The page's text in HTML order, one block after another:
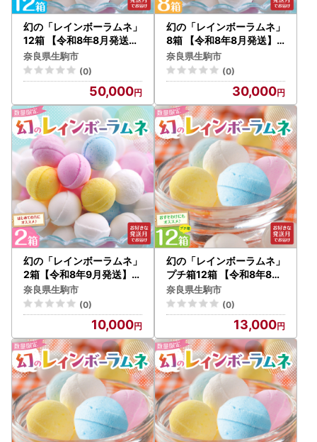
幻の「レインボーラムネ」
12箱 【令和8年8月発送】
レインボーラムネ 華やか
な彩り インスタ映え かわ
いい ラムネ 幻 ギフト 大人
気 お菓子 スイーツ おやつ
駄菓子 数量限定 国産 製菓
菓子 やみつき 甘酸っぱい
カリカリ ふんわり トロッ
お取り寄せ 奈良県 生駒市
送料無料
奈良県生駒市
(0)
50,000
幻の「レインボーラムネ」
8箱 【令和8年8月発送】
レインボーラムネ 華やか
な彩り インスタ映え かわ
いい ラムネ 幻 ギフト 大人
気 お菓子 スイーツ おやつ
駄菓子 数量限定 国産 製菓
菓子 やみつき 甘酸っぱい
カリカリ ふんわり トロッ
お取り寄せ 奈良県 生駒市
送料無料
奈良県生駒市
(0)
30,000
幻の「レインボーラムネ」
2箱【令和8年9月発送】レ
インボーラムネ 華やかな
彩り インスタ映え かわい
い ラムネ 幻 ギフト 大人気
お菓子 スイーツ おやつ 駄
菓子 数量限定 国産 製菓 菓
子 やみつき 甘酸っぱい カ
リカリ ふんわり トロッ お
取り寄せ 奈良県 生駒市 送
料無料
奈良県生駒市
(0)
10,000
幻の「レインボーラムネ」
プチ箱12箱 【令和8年8月
発送】 レインボーラムネ
華やかな彩り インスタ映
え かわいい ラムネ 幻 ギフ
ト 大人気 お菓子 スイーツ
おやつ 駄菓子 数量限定 国
産 製菓 菓子 やみつき 甘酸
っぱい カリカリ ふんわり
トロッ お取り寄せ 奈良県
生駒市 送料無料
奈良県生駒市
(0)
13,000